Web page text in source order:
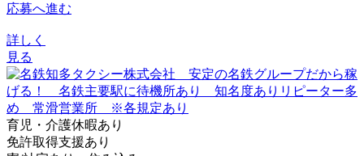
応募へ進む
詳しく
見る
育児・介護休暇あり
免許取得支援あり